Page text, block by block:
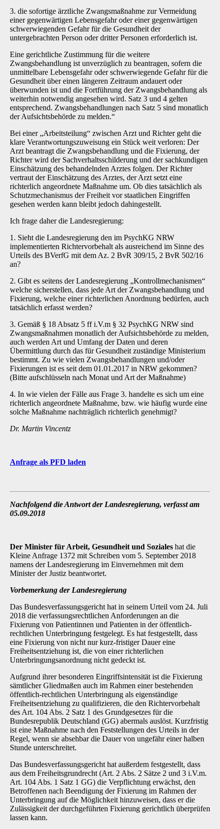
3. die sofortige ärztliche Zwangsmaßnahme zur Vermeidung
einer gegenwärtigen Lebensgefahr oder einer gegenwärtigen
schwerwiegenden Gefahr für die Gesundheit der
untergebrachten Person oder dritter Personen erforderlich ist.
Eine gerichtliche Zustimmung für die weitere
Zwangsbehandlung ist unverzüglich zu beantragen, sofern die
unmittelbare Lebensgefahr oder schwerwiegende Gefahr für die
Gesundheit über einen längeren Zeitraum andauert oder
überwunden ist und die Fortführung der Zwangsbehandlung als
weiterhin notwendig angesehen wird. Satz 3 und 4 gelten
entsprechend. Zwangsbehandlungen nach Satz 5 sind monatlich
der Aufsichtsbehörde zu melden.“
Bei einer „Arbeitsteilung“ zwischen Arzt und Richter geht die
klare Verantwortungszuweisung ein Stück weit verloren: Der
Arzt beantragt die Zwangsbehandlung und die Fixierung, der
Richter wird der Sachverhaltsschilderung und der sachkundigen
Einschätzung des behandelnden Arztes folgen. Der Richter
vertraut der Einschätzung des Arztes, der Arzt setzt eine
richterlich angeordnete Maßnahme um. Ob dies tatsächlich als
Schutzmechanismus der Freiheit vor staatlichen Eingriffen
gesehen werden kann bleibt jedoch dahingestellt.
Ich frage daher die Landesregierung:
1. Sieht die Landesregierung den im PsychKG NRW
implementierten Richtervorbehalt als ausreichend im Sinne des
Urteils des BVerfG mit dem Az. 2 BvR 309/15, 2 BvR 502/16
an?
2. Gibt es seitens der Landesregierung „Kontrollmechanismen“
welche sicherstellen, dass jede Art der Zwangsbehandlung und
Fixierung, welche einer richterlichen Anordnung bedürfen, auch
tatsächlich erfasst werden?
3. Gemäß § 18 Absatz 5 ff i.V.m § 32 PsychKG NRW sind
Zwangsmaßnahmen monatlich der Aufsichtsbehörde zu melden,
auch werden Art und Umfang der Daten und deren
Übermittlung durch das für Gesundheit zuständige Ministerium
bestimmt. Zu wie vielen Zwangsbehandlungen und/oder
Fixierungen ist es seit dem 01.01.2017 in NRW gekommen?
(Bitte aufschlüsseln nach Monat und Art der Maßnahme)
4. In wie vielen der Fälle aus Frage 3. handelte es sich um eine
richterlich angeordnete Maßnahme, bzw. wie häufig wurde eine
solche Maßnahme nachträglich richterlich genehmigt?
Dr. Martin Vincentz
Anfrage als PFD laden
Nachfolgend die Antwort der Landesregierung, verfasst am
05.09.2018
Der Minister für Arbeit, Gesundheit und Soziales hat die
Kleine Anfrage 1372 mit Schreiben vom 5. September 2018
namens der Landesregierung im Einvernehmen mit dem
Minister der Justiz beantwortet.
Vorbemerkung der Landesregierung
Das Bundesverfassungsgericht hat in seinem Urteil vom 24. Juli
2018 die verfassungsrechtlichen Anforderungen an die
Fixierung von Patientinnen und Patienten in der öffentlich-
rechtlichen Unterbringung festgelegt. Es hat festgestellt, dass
eine Fixierung von nicht nur kurz-fristiger Dauer eine
Freiheitsentziehung ist, die von einer richterlichen
Unterbringungsanordnung nicht gedeckt ist.
Aufgrund ihrer besonderen Eingriffsintensität ist die Fixierung
sämtlicher Gliedmaßen auch im Rahmen einer bestehenden
öffentlich-rechtlichen Unterbringung als eigenständige
Freiheitsentziehung zu qualifizieren, die den Richtervorbehalt
des Art. 104 Abs. 2 Satz 1 des Grundgesetzes für die
Bundesrepublik Deutschland (GG) abermals auslöst. Kurzfristig
ist eine Maßnahme nach den Feststellungen des Urteils in der
Regel, wenn sie absehbar die Dauer von ungefähr einer halben
Stunde unterschreitet.
Das Bundesverfassungsgericht hat außerdem festgestellt, dass
aus dem Freiheitsgrundrecht (Art. 2 Abs. 2 Sätze 2 und 3 i.V.m.
Art. 104 Abs. 1 Satz 1 GG) die Verpflichtung erwächst, den
Betroffenen nach Beendigung der Fixierung im Rahmen der
Unterbringung auf die Möglichkeit hinzuweisen, dass er die
Zulässigkeit der durchgeführten Fixierung gerichtlich überprüfen
lassen kann.